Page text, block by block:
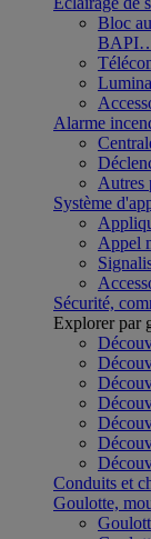
Bloc
Alarme
Autres
Système
Appel
Sécurité,
Explorer par
Conduits et
Goulotte,